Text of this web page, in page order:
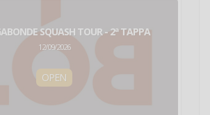
SQUASH TOUR - 2ª TAPPA
12/09/2026
OPEN